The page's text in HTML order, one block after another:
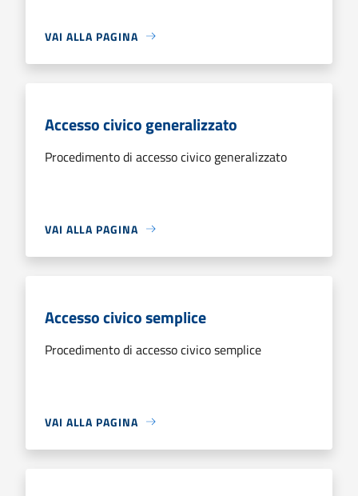
VAI ALLA PAGINA
Accesso civico generalizzato
Procedimento di accesso civico generalizzato
VAI ALLA PAGINA
Accesso civico semplice
Procedimento di accesso civico semplice
VAI ALLA PAGINA